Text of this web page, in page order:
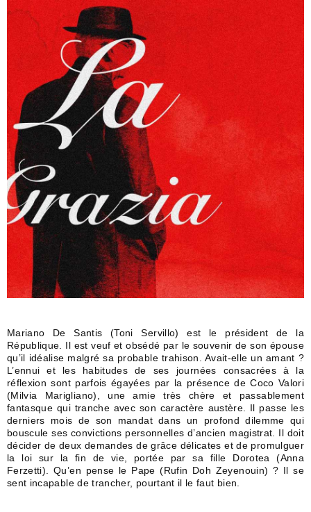
Mariano De Santis (Toni Servillo) est le président de la
République. Il est veuf et obsédé par le souvenir de son épouse
qu’il idéalise malgré sa probable trahison. Avait-elle un amant ?
L’ennui et les habitudes de ses journées consacrées à la
réflexion sont parfois égayées par la présence de Coco Valori
(Milvia Marigliano), une amie très chère et passablement
fantasque qui tranche avec son caractère austère. Il passe les
derniers mois de son mandat dans un profond dilemme qui
bouscule ses convictions personnelles d’ancien magistrat. Il doit
décider de deux demandes de grâce délicates et de promulguer
la loi sur la fin de vie, portée par sa fille Dorotea (Anna
Ferzetti). Qu’en pense le Pape (Rufin Doh Zeyenouin) ? Il se
sent incapable de trancher, pourtant il le faut bien.